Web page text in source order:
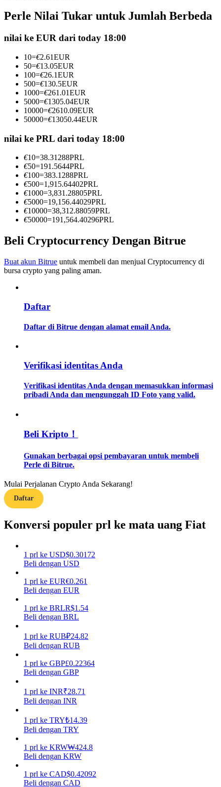
Copy Trading
Informasi
Analisis data besar termasuk info perdagangan, dll.
Memandu
Panduan Pemula Berjangka
Strategi perdagangan
Pelajari cara untuk tetap menghasilkan keuntungan
Menghasilkan
Babi Kekuatan
Dapatkan imbalan kompetitif setiap hari
Perle Nilai Tukar untuk Jumlah Berbeda
nilai ke EUR dari today 18:00
10=€2.61EUR
50=€13.05EUR
100=€26.1EUR
500=€130.5EUR
1000=€261.01EUR
5000=€1305.04EUR
10000=€2610.09EUR
50000=€13050.44EUR
nilai ke PRL dari today 18:00
€10=38.31288PRL
€50=191.5644PRL
€100=383.1288PRL
€500=1,915.64402PRL
€1000=3,831.28805PRL
€5000=19,156.44029PRL
€10000=38,312.88059PRL
€50000=191,564.40296PRL
Beli Cryptocurrency Dengan Bitrue
Buat akun Bitrue untuk membeli dan menjual Cryptocurrency di
bursa crypto yang paling aman.
Daftar
Daftar di Bitrue dengan alamat email Anda.
Verifikasi identitas Anda
Verifikasi identitas Anda dengan memasukkan informasi
pribadi Anda dan mengunggah ID Foto yang valid.
Beli Kripto！
Gunakan berbagai opsi pembayaran untuk membeli
Perle di Bitrue.
Mulai Perjalanan Crypto Anda Sekarang!
Daftar
Konversi populer prl ke mata uang Fiat
1 prl ke USD$0.30172
Beli dengan USD
1 prl ke EUR€0.261
Beli dengan EUR
1 prl ke BRLR$1.54
Beli dengan BRL
1 prl ke RUB₽24.82
Beli dengan RUB
1 prl ke GBP£0.22364
Beli dengan GBP
1 prl ke INR₹28.71
Beli dengan INR
1 prl ke TRY₺14.39
Beli dengan TRY
1 prl ke KRW₩424.8
Beli dengan KRW
1 prl ke CAD$0.42092
Beli dengan CAD